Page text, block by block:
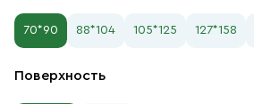
70*90 88*104 105*125 127*158
Поверхность